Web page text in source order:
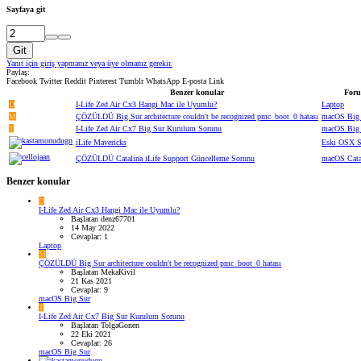
Sayfaya git
Git
Yanıt için giriş yapmanız veya üye olmanız gerekir.
Paylaş:
Facebook Twitter Reddit Pinterest Tumblr WhatsApp E-posta Link
Benzer konular
D
I-Life Zed Air Cx3 Hangi Mac ile Uyumlu?
Laptop
M
ÇÖZÜLDÜ Big Sur architecture couldn't be recognized pmc_boot_0 hatası macOS Big
T
I-Life Zed Air Cx7 Big Sur Kurulum Sorunu
macOS Big
iLife Mavericks
Eski OSX
ÇÖZÜLDÜ Catalina iLife Support Güncelleme Sorunu macOS
Benzer konular
D
I-Life Zed Air Cx3 Hangi Mac ile Uyumlu?
Başlatan denz67701
14 May 2022
Cevaplar: 1
Laptop
M
ÇÖZÜLDÜ Big Sur architecture couldn't be recognized pmc_boot_0 hatası
Başlatan MekaKivil
21 Kas 2021
Cevaplar: 9
macOS Big Sur
T
I-Life Zed Air Cx7 Big Sur Kurulum Sorunu
Başlatan TolgaGonen
22 Eki 2021
Cevaplar: 26
macOS Big Sur